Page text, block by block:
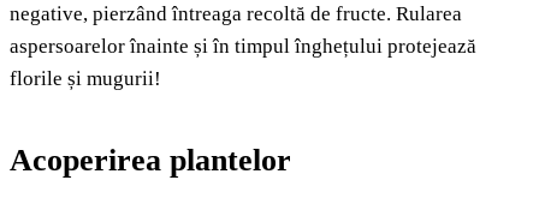
negative, pierzând întreaga recoltă de fructe. Rularea
aspersoarelor înainte și în timpul înghețului protejează
florile și mugurii!
Acoperirea plantelor